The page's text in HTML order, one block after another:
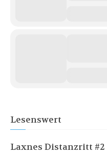
Lesenswert
Laxnes Distanzritt #2